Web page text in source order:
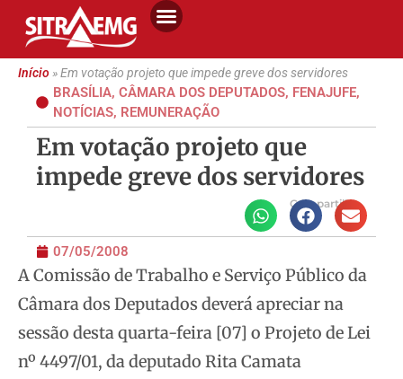
Início»Em votação projeto que impede greve dos servidores
BRASÍLIA, CÂMARA DOS DEPUTADOS, FENAJUFE,
NOTÍCIAS, REMUNERAÇÃO
Em votação projeto que
impede greve dos servidores
Compartilhe
07/05/2008
A Comissão de Trabalho e Serviço Público da
Câmara dos Deputados deverá apreciar na
sessão desta quarta-feira [07] o Projeto de Lei
nº 4497/01, dadeputado Rita Camata